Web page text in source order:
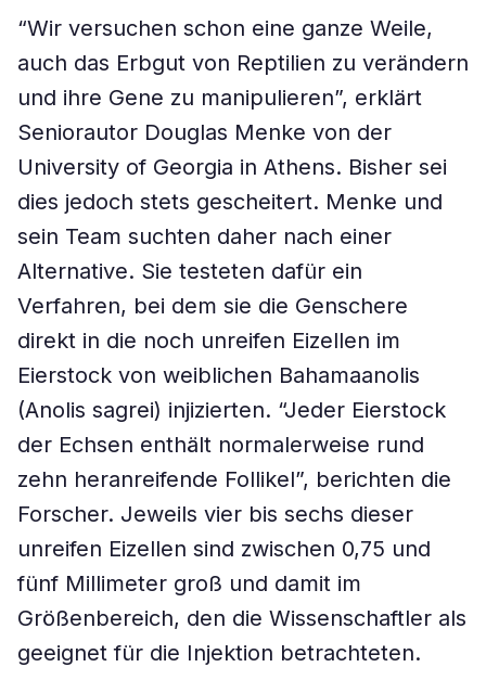
“Wir versuchen schon eine ganze Weile,
auch das Erbgut von Reptilien zu verändern
und ihre Gene zu manipulieren”, erklärt
Seniorautor Douglas Menke von der
University of Georgia in Athens. Bisher sei
dies jedoch stets gescheitert. Menke und
sein Team suchten daher nach einer
Alternative. Sie testeten dafür ein
Verfahren, bei dem sie die Genschere
direkt in die noch unreifen Eizellen im
Eierstock von weiblichen Bahamaanolis
(Anolis sagrei) injizierten. “Jeder Eierstock
der Echsen enthält normalerweise rund
zehn heranreifende Follikel”, berichten die
Forscher. Jeweils vier bis sechs dieser
unreifen Eizellen sind zwischen 0,75 und
fünf Millimeter groß und damit im
Größenbereich, den die Wissenschaftler als
geeignet für die Injektion betrachteten.